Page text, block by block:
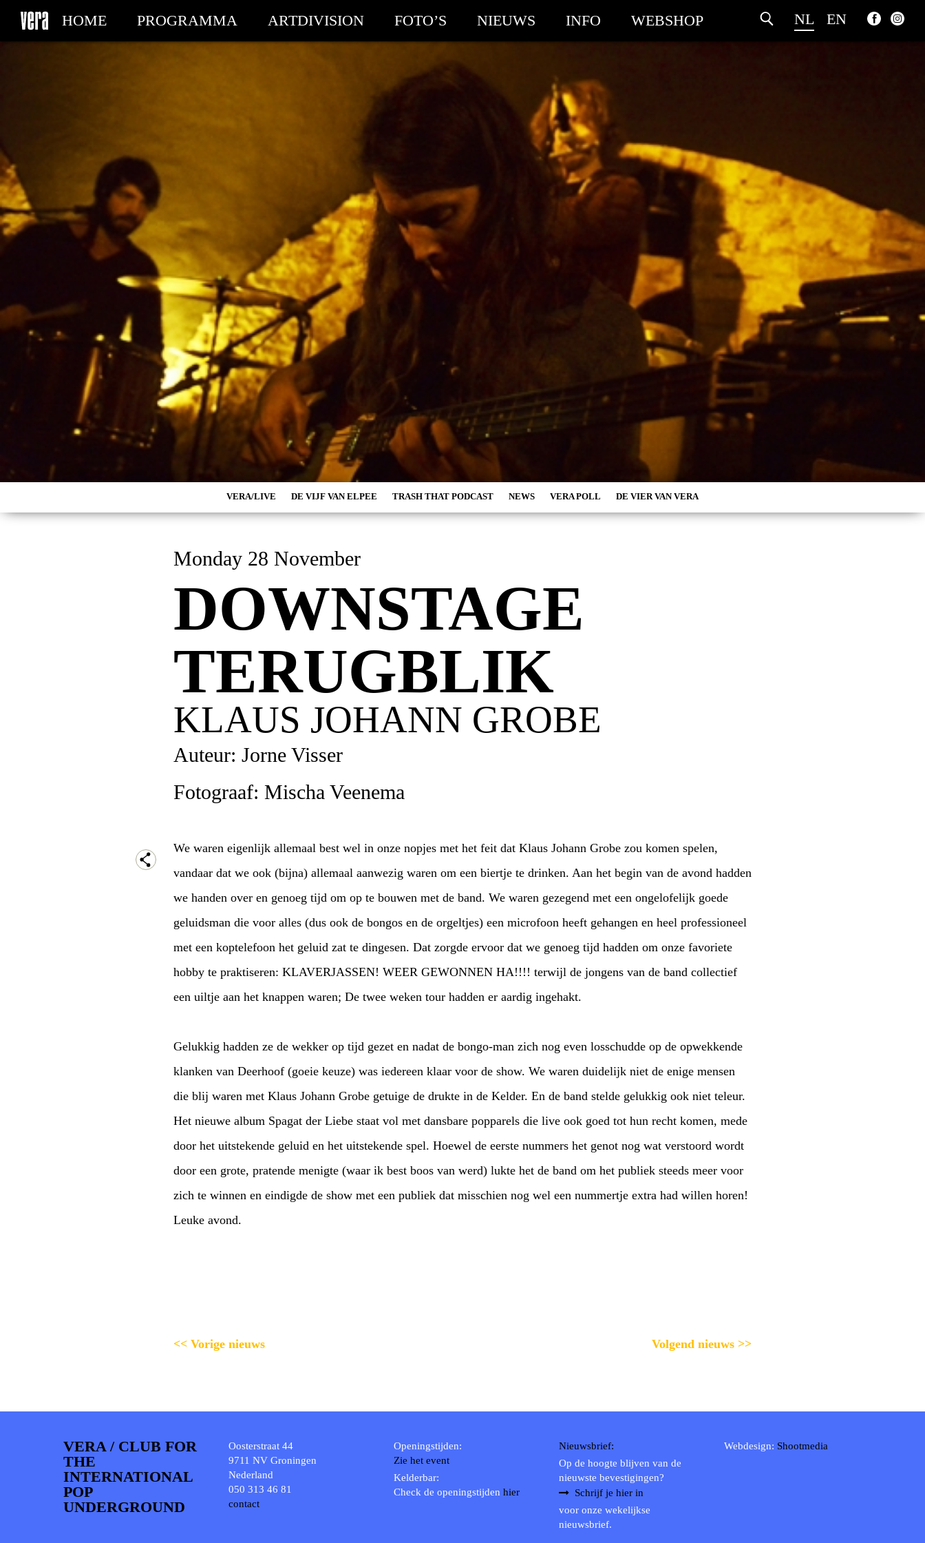
NL EN
HOME PROGRAMMA ARTDIVISION FOTO’S NIEUWS INFO WEBSHOP
VERA/LIVE DE VIJF VAN ELPEE TRASH THAT PODCAST NEWS VERA POLL DE VIER VAN VERA
Monday 28 November
DOWNSTAGE
TERUGBLIK
KLAUS JOHANN GROBE
Auteur: Jorne Visser
Fotograaf: Mischa Veenema
We waren eigenlijk allemaal best wel in onze nopjes met het feit dat Klaus Johann Grobe zou komen spelen,
vandaar dat we ook (bijna) allemaal aanwezig waren om een biertje te drinken. Aan het begin van de avond hadden
we handen over en genoeg tijd om op te bouwen met de band. We waren gezegend met een ongelofelijk goede
geluidsman die voor alles (dus ook de bongos en de orgeltjes) een microfoon heeft gehangen en heel professioneel
met een koptelefoon het geluid zat te dingesen. Dat zorgde ervoor dat we genoeg tijd hadden om onze favoriete
hobby te praktiseren: KLAVERJASSEN! WEER GEWONNEN HA!!!! terwijl de jongens van de band collectief
een uiltje aan het knappen waren; De twee weken tour hadden er aardig ingehakt.
Gelukkig hadden ze de wekker op tijd gezet en nadat de bongo-man zich nog even losschudde op de opwekkende
klanken van Deerhoof (goeie keuze) was iedereen klaar voor de show. We waren duidelijk niet de enige mensen
die blij waren met Klaus Johann Grobe getuige de drukte in de Kelder. En de band stelde gelukkig ook niet teleur.
Het nieuwe album Spagat der Liebe staat vol met dansbare popparels die live ook goed tot hun recht komen, mede
door het uitstekende geluid en het uitstekende spel. Hoewel de eerste nummers het genot nog wat verstoord wordt
door een grote, pratende menigte (waar ik best boos van werd) lukte het de band om het publiek steeds meer voor
zich te winnen en eindigde de show met een publiek dat misschien nog wel een nummertje extra had willen horen!
Leuke avond.
<< Vorige nieuws Volgend nieuws >>
VERA / CLUB FOR
THE
INTERNATIONAL
POP
UNDERGROUND
Oosterstraat 44
9711 NV Groningen
Nederland
050 313 46 81
contact
Openingstijden:
Zie het event
Kelderbar:
Check de openingstijden hier
Nieuwsbrief:
Op de hoogte blijven van de
nieuwste bevestigingen?
Schrijf je hier in
voor onze wekelijkse
nieuwsbrief.
Webdesign: Shootmedia